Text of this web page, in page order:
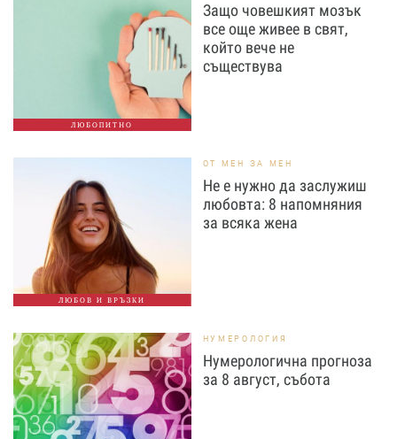
ЛЮБОПИТНО
Защо човешкият мозък
все още живее в свят,
който вече не
съществува
ЛЮБОВ И ВРЪЗКИ
ОТ МЕН ЗА МЕН
Не е нужно да заслужиш
любовта: 8 напомняния
за всяка жена
НУМЕРОЛОГИЯ
Нумерологична прогноза
за 8 август, събота